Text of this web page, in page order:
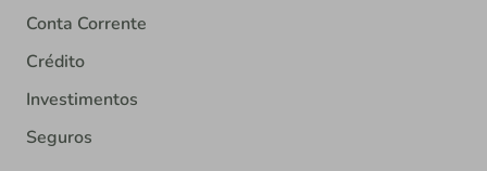
Conta Corrente
Crédito
Investimentos
Seguros